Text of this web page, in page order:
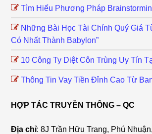
Tìm Hiểu Phương Pháp
Những Bài Học Tài Chính Quý Giá
Có Nhất Thành Babylon”
10 Công Ty Diệt Côn Trùng Uy Tín
Thông Tin Vay Tiền Đỉnh Cao Từ
HỢP TÁC TRUYỀN THÔNG – QC
Địa chỉ: 8J Trần Hữu Trang, Phú